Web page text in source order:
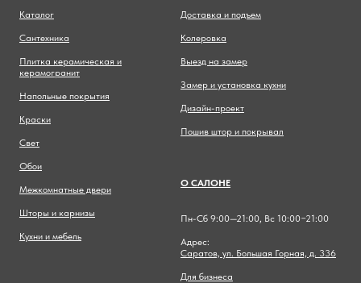
Каталог
Сантехника
Плитка керамическая и
керамогранит
Напольные покрытия
Краски
Свет
Обои
Межкомнатные двери
Шторы и карнизы
Кухни и мебель
Доставка и подъем
Колеровка
Выезд на замер
Замер и установка кухни
Дизайн-проект
Пошив штор и покрывал
О САЛОНЕ
Пн-Сб 9:00—21:00, Вс 10:00−21:00
Адрес:
Саратов, ул. Большая Горная, д. 336
Для бизнеса